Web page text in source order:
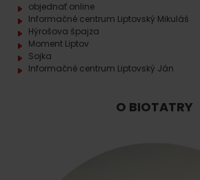
objednať online
Informačné centrum Liptovský Mikuláš
Hýrošova špajza
Moment Liptov
Sojka
Informačné centrum Liptovský Ján
O BIOTATRY